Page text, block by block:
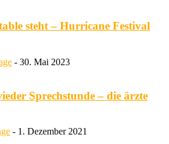
steht – Hurricane Festival
- 30. Mai 2023
Sprechstunde – die ärzte
- 1. Dezember 2021